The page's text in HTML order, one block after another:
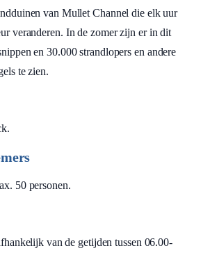
van Mullet Channel die elk uur
veranderen. In de zomer zijn er in dit
en 30.000 strandlopers en andere
te zien.
50 personen.
van de getijden tussen 06.00-